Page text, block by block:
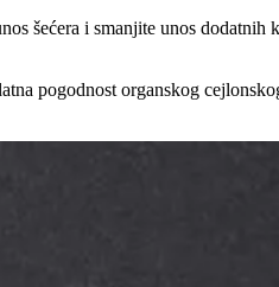
šećera i smanjite unos
pogodnost organskog